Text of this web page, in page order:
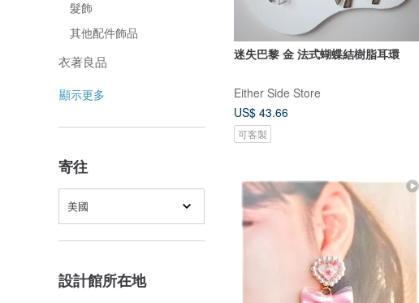
髮飾
其他配件飾品
衣著良品
顯示更多
寄往
美國
設計館所在地
迷失巴黎 金 法式蝴蝶結樹脂耳環
Either Side Store
US$ 43.66
可客製